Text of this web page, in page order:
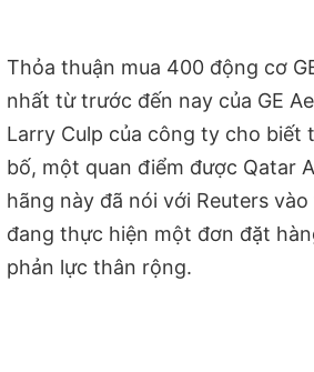
Thỏa thuận mua 400 động cơ
nhất từ ​​trước đến nay của GE
Larry Culp của công ty cho biết
bố, một quan điểm được Qatar
hãng này đã nói với Reuters
đang thực hiện một đơn đặt
phản lực thân rộng.